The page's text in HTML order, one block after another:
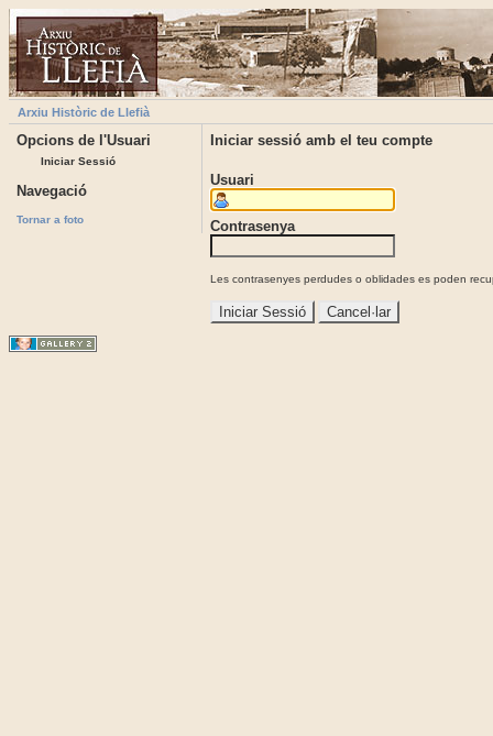
Arxiu Històric de Llefià
Opcions de l'Usuari
Iniciar Sessió
Navegació
Tornar a foto
Iniciar sessió amb el teu compte
Usuari
Contrasenya
Les contrasenyes perdudes o oblidades es poden